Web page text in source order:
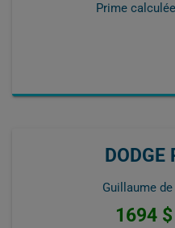
Prime
DODGE
Guillaume
1694